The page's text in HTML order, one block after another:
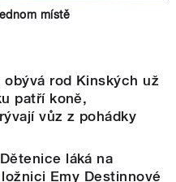
místě
obývá rod Kinských už
patří koně,
vůz z pohádky
láká na
Emy Destinnové